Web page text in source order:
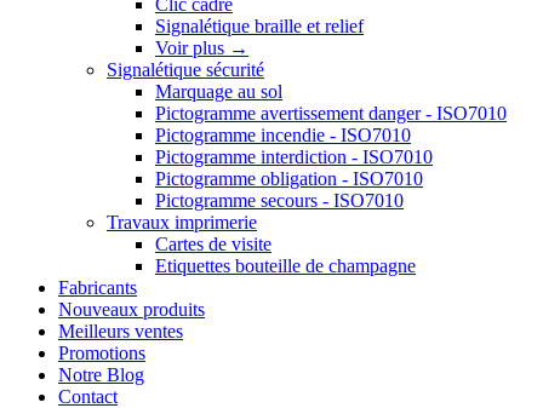
Clic cadre
Signalétique braille et relief
Voir plus →
Signalétique sécurité
Marquage au sol
Pictogramme avertissement danger - ISO7010
Pictogramme incendie - ISO7010
Pictogramme interdiction - ISO7010
Pictogramme obligation - ISO7010
Pictogramme secours - ISO7010
Travaux imprimerie
Cartes de visite
Etiquettes bouteille de champagne
Fabricants
Nouveaux produits
Meilleurs ventes
Promotions
Notre Blog
Contact